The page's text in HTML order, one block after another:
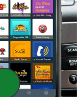
Ciao Belli